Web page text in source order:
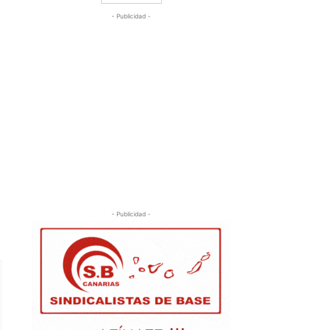
- Publicidad -
- Publicidad -